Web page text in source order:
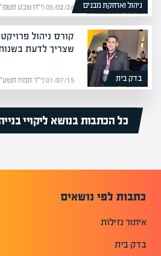
ניהול ואחזקת מבנים 05/02/26 (י״ח שבט תשפ״ו) | מערכת אפיק
בדק בית
קורס ניהול
שצריך לדעת בשנות ה 2020 | מכללת
01/07/15 (י״ד תמוז תשע״ה) | מערכת אפיק
כל הכתבות בנושא ליקויי
כתבות לפי נושאים
איתור נזילות
בדק בית